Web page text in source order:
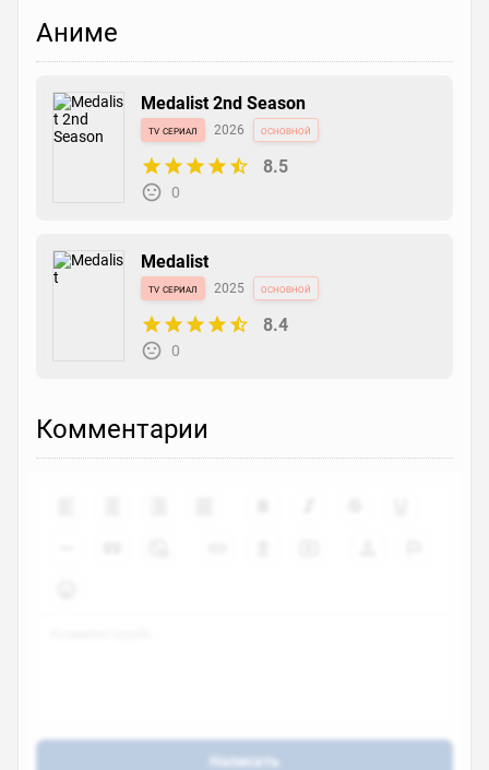
Аниме
Medalist 2nd Season
tv сериал 2026 основной
8.5
0
Medalist
tv сериал 2025 основной
8.4
0
Комментарии
Написать